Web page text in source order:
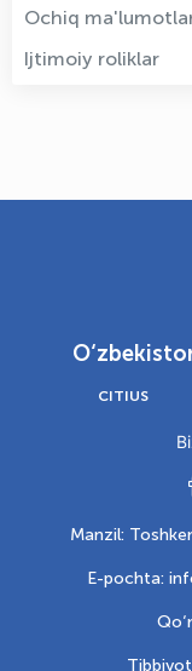
Ochiq
Ijtimoiy roliklar
CITIUS
Manzil:
E-pochta: